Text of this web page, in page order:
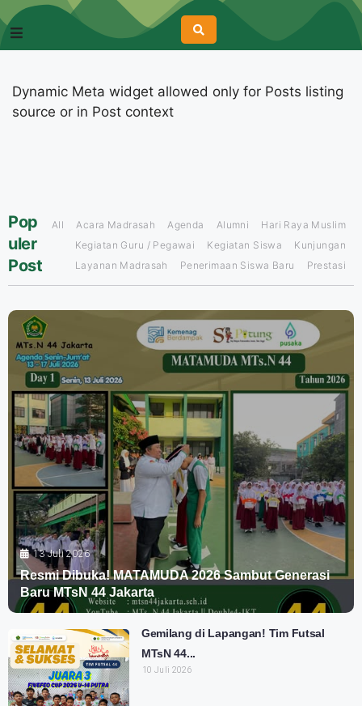
Dynamic Meta widget allowed only for Posts listing
source or in Post context
Pop
uler
Post
All Acara Madrasah Agenda Alumni
Hari Raya Muslim
Kegiatan Guru / Pegawai
Kegiatan Siswa
Kunjungan
Layanan Madrasah
Penerimaan Siswa Baru Prestasi
13 Juli 2026
Resmi Dibuka! MATAMUDA 2026 Sambut Generasi
Baru MTsN 44 Jakarta
Gemilang di Lapangan! Tim Futsal
MTsN 44...
10 Juli 2026